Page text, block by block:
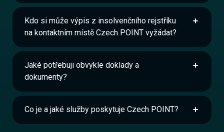
Kdo si může výpis z insolvenčního rejstříku
na kontaktním místě Czech POINT vyžádat?
Jaké potřebuji obvykle doklady a
dokumenty?
Co je a jaké služby poskytuje Czech POINT?